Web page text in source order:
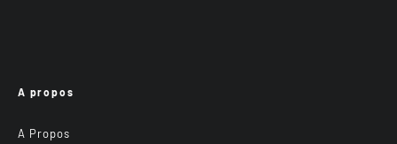
A propos
A Propos